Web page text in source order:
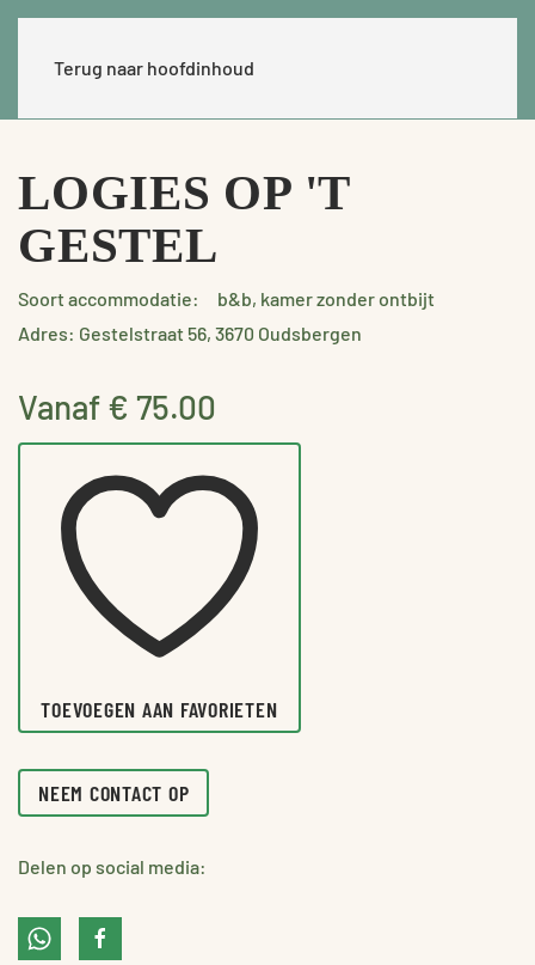
Terug naar hoofdinhoud
LOGIES OP 'T
GESTEL
Soort accommodatie:
b&b, kamer zonder ontbijt
Adres: Gestelstraat 56, 3670 Oudsbergen
Vanaf € 75.00
TOEVOEGEN AAN FAVORIETEN
NEEM CONTACT OP
Delen op social media: